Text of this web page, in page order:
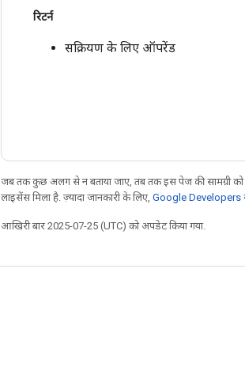
रिटर्न
सक्रियण के लिए ऑपरेंड
जब तक कुछ अलग से न बताया जाए, तब तक इस पेज की सामग्री को
लाइसेंस मिला है. ज़्यादा जानकारी के लिए, Google Developers
आखिरी बार 2025-07-25 (UTC) को अपडेट किया गया.